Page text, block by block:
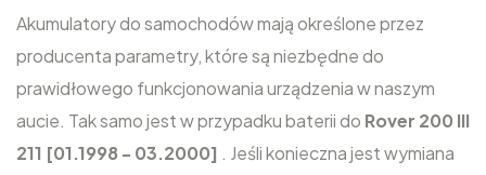
Akumulatory do samochodów mają określone przez
producenta parametry, które są niezbędne do
prawidłowego funkcjonowania urządzenia w naszym
aucie. Tak samo jest w przypadku baterii do Rover 200 III
211 [01.1998 - 03.2000] . Jeśli konieczna jest wymiana